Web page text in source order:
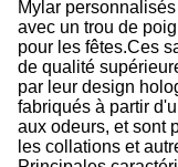
Mylar
avec un trou de
pour les fêtes.Ces
de qualité
par leur design
fabriqués à partir
aux odeurs, et sont
les collations et